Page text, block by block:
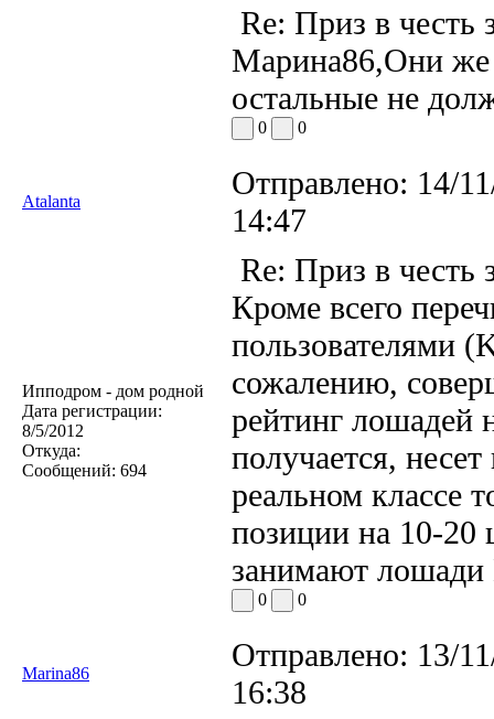
Re: Приз в честь
Марина86,Они же
остальные не
0 0
Atalanta
Отправлено: 14/
14:47
Ипподром - дом родной
Дата регистрации:
8/5/2012
Откуда:
Сообщений: 694
Re: Приз в честь
Кроме всего
пользователями
сожалению,
рейтинг лошадей
получается,
реальном классе
позиции на 10-20
занимают
0 0
Marina86
Отправлено: 13/
16:38